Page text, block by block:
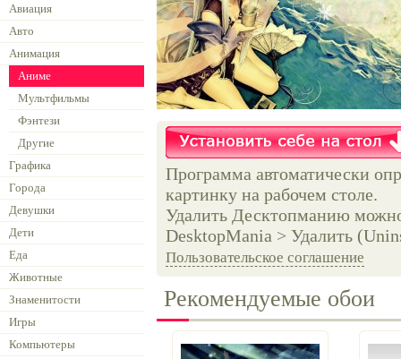
Авиация
Авто
Анимация
Аниме
Мультфильмы
Фэнтези
Другие
Графика
Города
Девушки
Дети
Еда
Животные
Знаменитости
Игры
Компьютеры
Программа автоматически
картинку на рабочем столе.
Удалить Десктопманию
DesktopMania > Удалить
Пользовательское соглашение
Рекомендуемые обои